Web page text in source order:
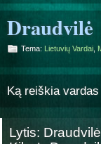
Draudvilė
Tema: Lietuvių Vardai
Ką reiškia
Lytis: